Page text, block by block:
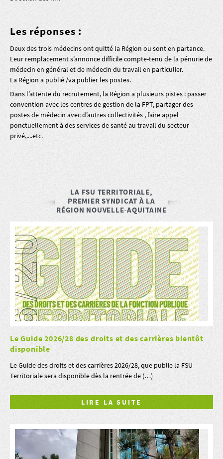
Les réponses :
Deux des trois médecins ont quitté la Région ou sont en partance.
Leur remplacement s’annonce difficile compte-tenu de la pénurie de
médecin en général et de médecin du travail en particulier.
La Région a publié /va publier les postes.
Dans l’attente du recrutement, la Région a plusieurs pistes : passer
convention avec les centres de gestion de la FPT, partager des
postes de médecin avec d’autres collectivités , faire appel
ponctuellement à des services de santé au travail du secteur
privé,....etc.
LA FSU TERRITORIALE,
PREMIER SYNDICAT À LA
RÉGION NOUVELLE-AQUITAINE
Le Guide 2026/28 des droits et des carrières bientôt
disponible
Le Guide des droits et des carrières 2026/28, que publie la FSU
Territoriale sera disponible dès la rentrée de (…)
LIRE LA SUITE